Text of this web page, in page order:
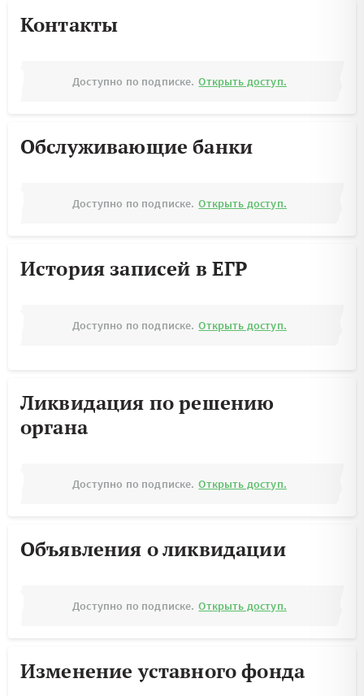
Контакты
Доступно по подписке. Открыть доступ.
Обслуживающие банки
Доступно по подписке. Открыть доступ.
История записей в ЕГР
Доступно по подписке. Открыть доступ.
Ликвидация по решению
органа
Доступно по подписке. Открыть доступ.
Объявления о ликвидации
Доступно по подписке. Открыть доступ.
Изменение уставного фонда